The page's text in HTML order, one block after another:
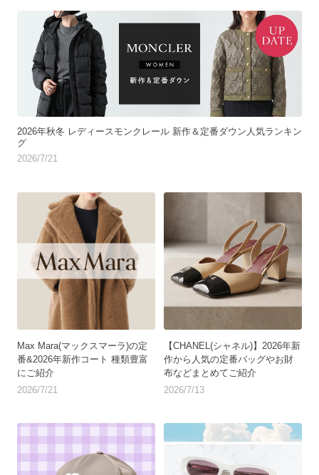
2026年秋冬 レディースモンクレール 新作＆定番ダウン人気ランキン
グ
2026/7/21
Max Mara(マックスマーラ)の定
番&2026年新作コート 種類豊富
にご紹介
2026/7/21
【CHANEL(シャネル)】2026年新
作から人気の定番バッグやお財
布などまとめてご紹介
2026/7/13